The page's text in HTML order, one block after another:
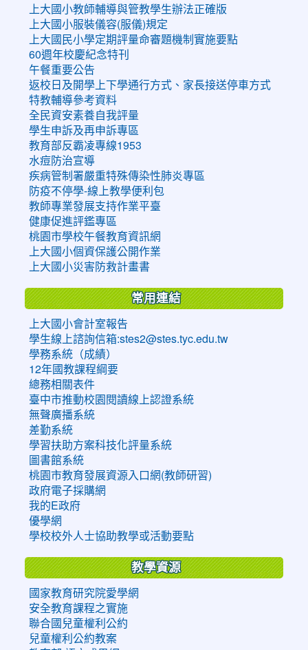
上大國小教師輔導與管教學生辦法正確版
上大國小服裝儀容(服儀)規定
上大國民小學定期評量命審題機制實施要點
60週年校慶紀念特刊
午餐重要公告
返校日及開學上下學通行方式、家長接送停車方式
特教輔導參考資料
全民資安素養自我評量
學生申訴及再申訴專區
教育部反霸凌專線1953
水痘防治宣導
疾病管制署嚴重特殊傳染性肺炎專區
防疫不停學-線上教學便利包
教師專業發展支持作業平臺
健康促進評鑑專區
桃園市學校午餐教育資訊網
上大國小個資保護公開作業
上大國小災害防救計畫書
常用連結
上大國小會計室報告
學生線上諮詢信箱:stes2@stes.tyc.edu.tw
學務系統（成績）
12年國教課程綱要
總務相關表件
臺中市推動校園閱讀線上認證系統
無聲廣播系統
差勤系統
學習扶助方案科技化評量系統
圖書館系統
桃園市教育發展資源入口網(教師研習)
政府電子採購網
我的E政府
優學網
學校校外人士協助教學或活動要點
教學資源
國家教育研究院愛學網
安全教育課程之實施
聯合國兒童權利公約
兒童權利公約教案